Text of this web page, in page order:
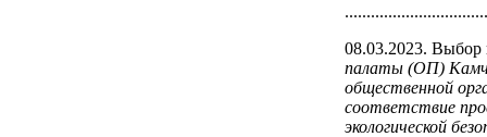
08.03.2023. Выбор
палаты (ОП)
общественной
соответствие
экологической